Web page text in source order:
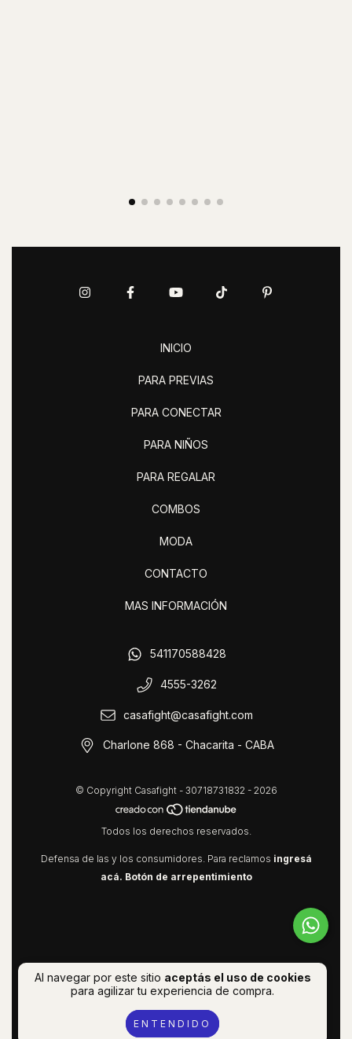
Al navegar por este sitio aceptás el uso de cookies
para agilizar tu experiencia de compra.
ENTENDIDO
INICIO
PARA PREVIAS
PARA CONECTAR
PARA NIÑOS
PARA REGALAR
COMBOS
MODA
CONTACTO
MAS INFORMACIÓN
541170588428
4555-3262
casafight@casafight.com
Charlone 868 - Chacarita - CABA
© Copyright Casafight - 30718731832 - 2026
Todos los derechos reservados.
Defensa de las y los consumidores. Para reclamos ingresá
acá. Botón de arrepentimiento